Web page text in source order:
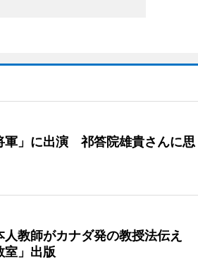
軍」に出演 祁答院雄貴さんに思
教師がカナダ発の教授法伝え
」出版